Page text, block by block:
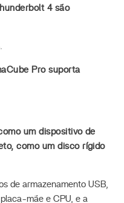
4 são
Pro suporta
um dispositivo de
como um disco rígido
de armazenamento USB,
mãe e CPU, e a